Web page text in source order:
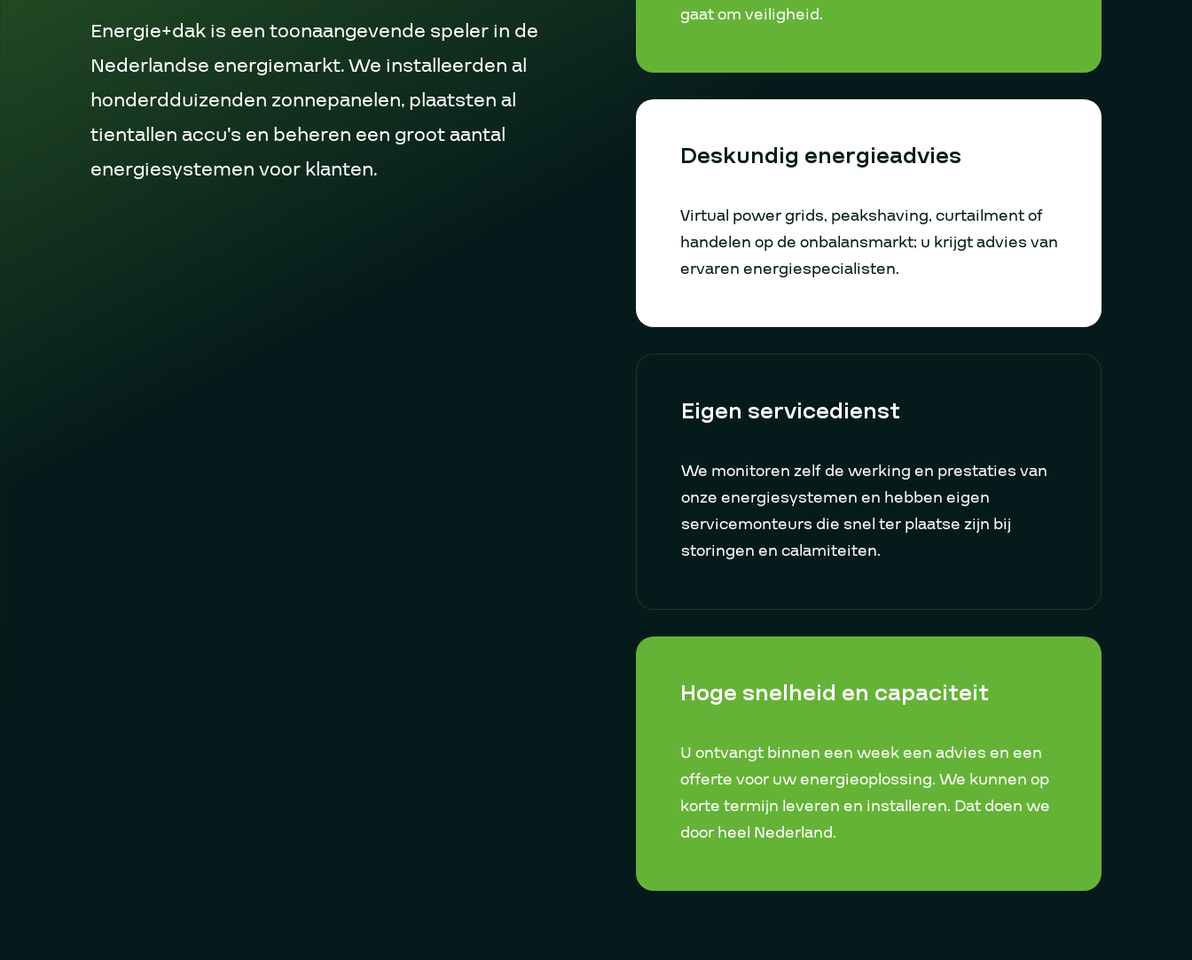
Energie+dak is een toonaangevende speler in de
Nederlandse energiemarkt. We installeerden al
honderdduizenden zonnepanelen, plaatsten al
tientallen accu’s en beheren een groot aantal
energiesystemen voor klanten.
gaat om veiligheid.
Deskundig energieadvies
Virtual power grids, peakshaving, curtailment of
handelen op de onbalansmarkt; u krijgt advies van
ervaren energiespecialisten.
Eigen servicedienst
We monitoren zelf de werking en prestaties van
onze energiesystemen en hebben eigen
servicemonteurs die snel ter plaatse zijn bij
storingen en calamiteiten.
Hoge snelheid en capaciteit
U ontvangt binnen een week een advies en een
offerte voor uw energieoplossing. We kunnen op
korte termijn leveren en installeren. Dat doen we
door heel Nederland.